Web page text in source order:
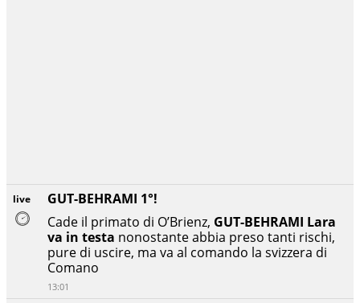
live
GUT-BEHRAMI 1°!
Cade il primato di O’Brienz, GUT-BEHRAMI Lara
va in testa nonostante abbia preso tanti rischi,
pure di uscire, ma va al comando la svizzera di
Comano
13:01